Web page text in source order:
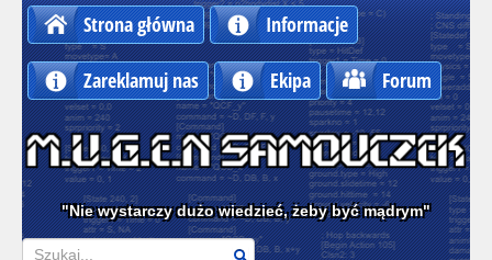
Strona główna Informacje
Zareklamuj nas Ekipa Forum
"Nie wystarczy dużo wiedzieć, żeby być mądrym"
Szukaj